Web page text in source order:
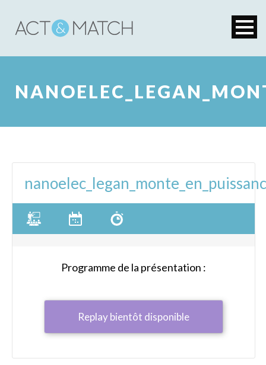
Programme de la présentation :
Replay bientôt disponible